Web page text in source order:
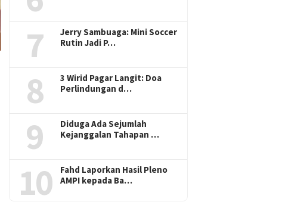
7
Jerry Sambuaga: Mini Soccer
Rutin Jadi P…
8
3 Wirid Pagar Langit: Doa
Perlindungan d…
9
Diduga Ada Sejumlah
Kejanggalan Tahapan …
10
Fahd Laporkan Hasil Pleno
AMPI kepada Ba…